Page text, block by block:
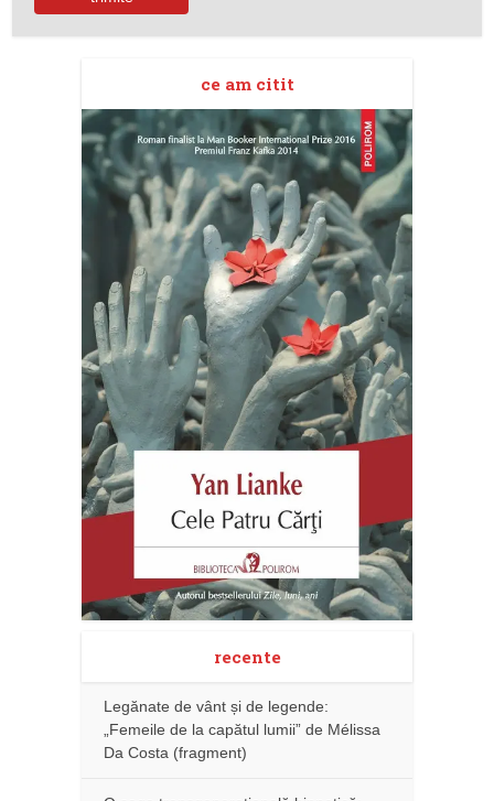
ce am citit
recente
Legănate de vânt și de legende:
„Femeile de la capătul lumii” de Mélissa
Da Costa (fragment)